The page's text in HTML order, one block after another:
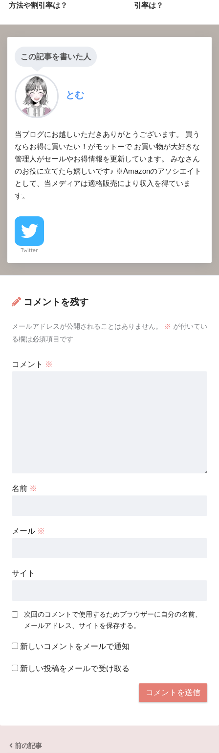
方法や割引率は？
引率は？
この記事を書いた人
とむ
当ブログにお越しいただきありがとうございます。 買う
ならお得に買いたい！がモットーで お買い物が大好きな
管理人がセールやお得情報を更新しています。 みなさん
のお役に立てたら嬉しいです♪ ※Amazonのアソシエイト
として、当メディアは適格販売により収入を得ていま
す。
Twitter
コメントを残す
メールアドレスが公開されることはありません。 ※ が付いてい
る欄は必須項目です
コメント ※
名前 ※
メール ※
サイト
次回のコメントで使用するためブラウザーに自分の名前、
メールアドレス、サイトを保存する。
新しいコメントをメールで通知
新しい投稿をメールで受け取る
前の記事